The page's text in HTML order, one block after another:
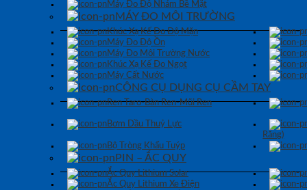
Máy Đo Độ Nhám Bề Mặt
MÁY ĐO MÔI TRƯỜNG
Khúc Xạ Kế Đo Độ Mặn
Máy Đo Độ Ồn
Máy Đo Môi Trường Nước
Khúc Xạ Kế Đo Ngọt
Máy Cất Nước
CÔNG CỤ DỤNG CỤ CẦM TAY
Ren Taro-Bàn Ren-Mũi Ren
Bơm Dầu Thuỷ Lực
Răng)
Bộ Tròng Khẩu Tuýp
PIN – ẮC QUY
Ắc Quy Lithium Solar
Ắc Quy Lithium Xe Điện